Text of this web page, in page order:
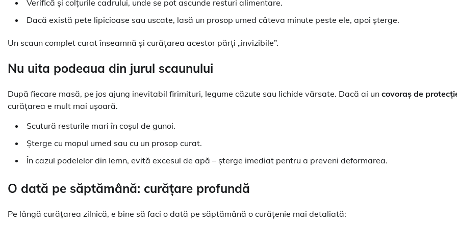
Verifică și colțurile cadrului, unde se pot ascunde resturi alimentare.
Dacă există pete lipicioase sau uscate, lasă un prosop umed câteva minute peste ele, apoi șterge.
Un scaun complet curat înseamnă și curățarea acestor părți „invizibile”.
Nu uita podeaua din jurul scaunului
După fiecare masă, pe jos ajung inevitabil firimituri, legume căzute sau lichide vărsate. Dacă ai un covoraș de
curățarea e mult mai ușoară.
Scutură resturile mari în coșul de gunoi.
Șterge cu mopul umed sau cu un prosop curat.
În cazul podelelor din lemn, evită excesul de apă – șterge imediat pentru a preveni deformarea.
O dată pe săptămână: curățare profundă
Pe lângă curățarea zilnică, e bine să faci o dată pe săptămână o curățenie mai detaliată: